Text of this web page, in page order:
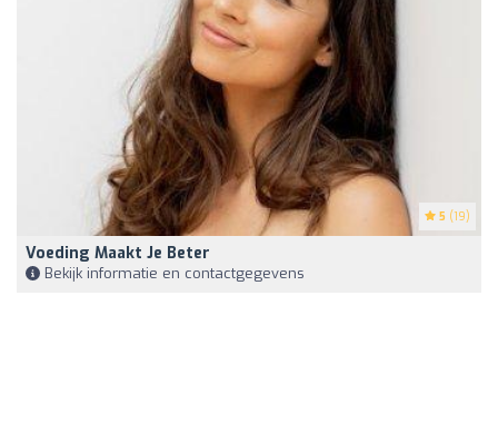
5 (19)
Voeding Maakt Je Beter
Bekijk informatie en contactgegevens